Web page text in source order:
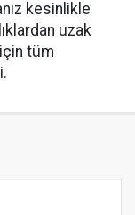
kesinlikle
uzak
tüm